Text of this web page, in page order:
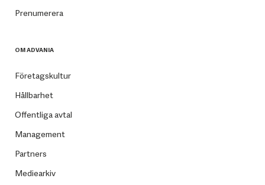
Prenumerera
OM ADVANIA
Företagskultur
Hållbarhet
Offentliga avtal
Management
Partners
Mediearkiv